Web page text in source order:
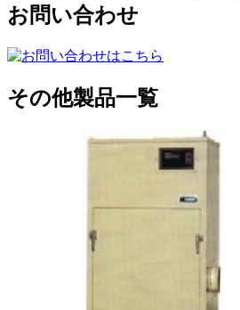
お問い合わせ
その他製品一覧